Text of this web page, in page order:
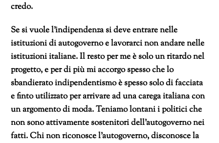
credo.
Se si vuole l’indipendenza si deve entrare nelle
istituzioni di autogoverno e lavorarci non andare nelle
istituzioni italiane. Il resto per me è solo un ritardo nel
progetto, e per di più mi accorgo spesso che lo
sbandierato indipendentismo è spesso solo di facciata
e finto utilizzato per arrivare ad una carega italiana con
un argomento di moda. Teniamo lontani i politici che
non sono attivamente sostenitori dell’autogoverno nei
fatti. Chi non riconosce l’autogoverno, disconosce la